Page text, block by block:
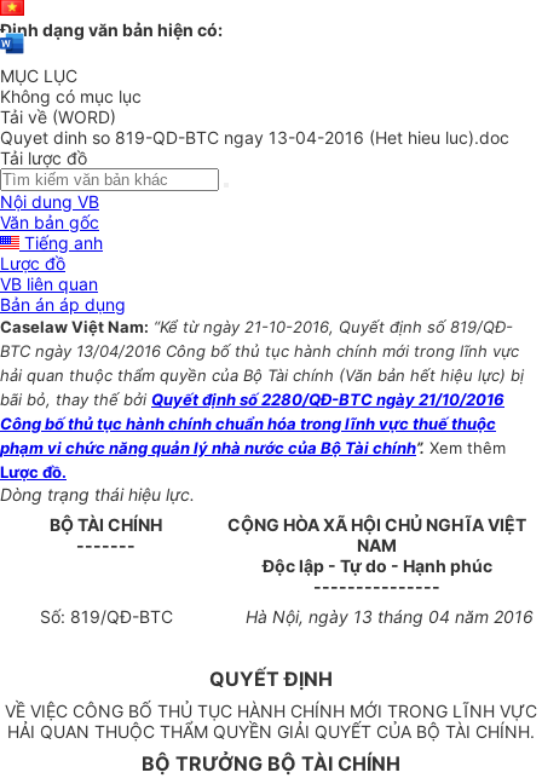
Định dạng văn bản hiện có:
MỤC LỤC
Không có mục lục
Tải về (WORD)
Quyet dinh so 819-QD-BTC ngay 13-04-2016 (Het hieu luc).doc
Tải lược đồ
Nội dung VB
Văn bản gốc
Tiếng anh
Lược đồ
VB liên quan
Bản án áp dụng
Caselaw Việt Nam: “Kể từ ngày 21-10-2016, Quyết định số 819/QĐ-
BTC ngày 13/04/2016 Công bố thủ tục hành chính mới trong lĩnh vực
hải quan thuộc thẩm quyền của Bộ Tài chính (Văn bản hết hiệu lực) bị
bãi bỏ, thay thế bởi Quyết định số 2280/QĐ-BTC ngày 21/10/2016
Công bố thủ tục hành chính chuẩn hóa trong lĩnh vực thuế thuộc
phạm vi chức năng quản lý nhà nước của Bộ Tài chính”. Xem thêm
Lược đồ.
Dòng trạng thái hiệu lực.
BỘ TÀI CHÍNH
-------
CỘNG HÒA XÃ HỘI CHỦ NGHĨA VIỆT
NAM
Độc lập - Tự do - Hạnh phúc
---------------
Số: 819/QĐ-BTC Hà Nội, ngày 13 tháng 04 năm 2016
QUYẾT ĐỊNH
VỀ VIỆC CÔNG BỐ THỦ TỤC HÀNH CHÍNH MỚI TRONG LĨNH VỰC
HẢI QUAN THUỘC THẨM QUYỀN GIẢI QUYẾT CỦA BỘ TÀI CHÍNH.
BỘ TRƯỞNG BỘ TÀI CHÍNH